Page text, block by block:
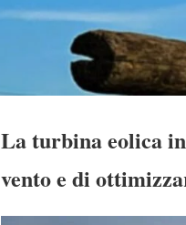
La turbina eolica
vento e di